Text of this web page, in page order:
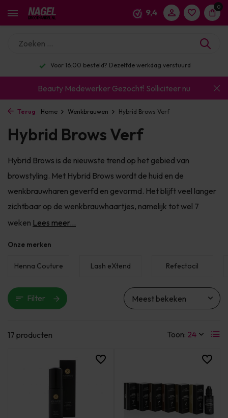
9,4
0
Enorm assortiment & alle bekende merken
Beauty Medewerker Gezocht! Solliciteer nu
Terug Home Wenkbrauwen Hybrid Brows Verf
Hybrid Brows Verf
Hybrid Brows is de nieuwste trend op het gebied van
browstyling. Met Hybrid Brows wordt de huid en de
wenkbrauwharen geverfd en gevormd. Het blijft veel langer
zichtbaar op de wenkbrauwhaartjes, namelijk tot wel 7
weken Lees meer...
Onze merken
Henna Couture Lash eXtend Refectocil
Filter
17 producten Toon: